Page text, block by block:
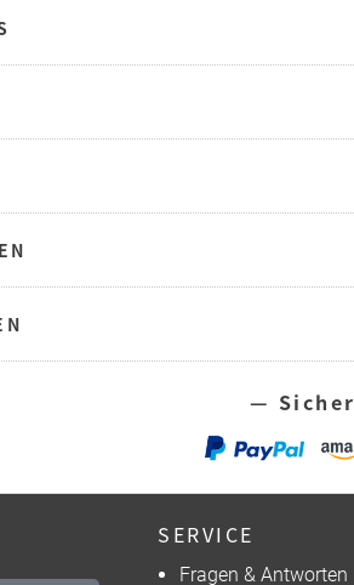
—
SERVICE
Fragen & Antworten